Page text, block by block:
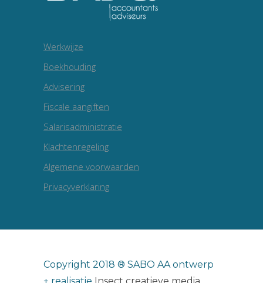
Werkwijze
Boekhouding
Advisering
Fiscale aangiften
Salarisadministratie
Klachtenregeling
Algemene voorwaarden
Privacyverklaring
Copyright 2018 ® SABO AA ontwerp